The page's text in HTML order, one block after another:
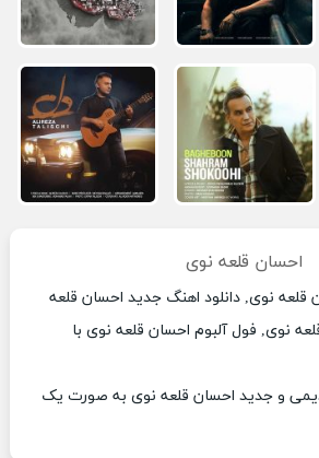
احسان قلعه نوی
قلعه نوی, دانلود اهنگ جدید احسان قلعه
نوی, فول آلبوم احسان قلعه نوی با
و جدید احسان قلعه نوی به صورت یک